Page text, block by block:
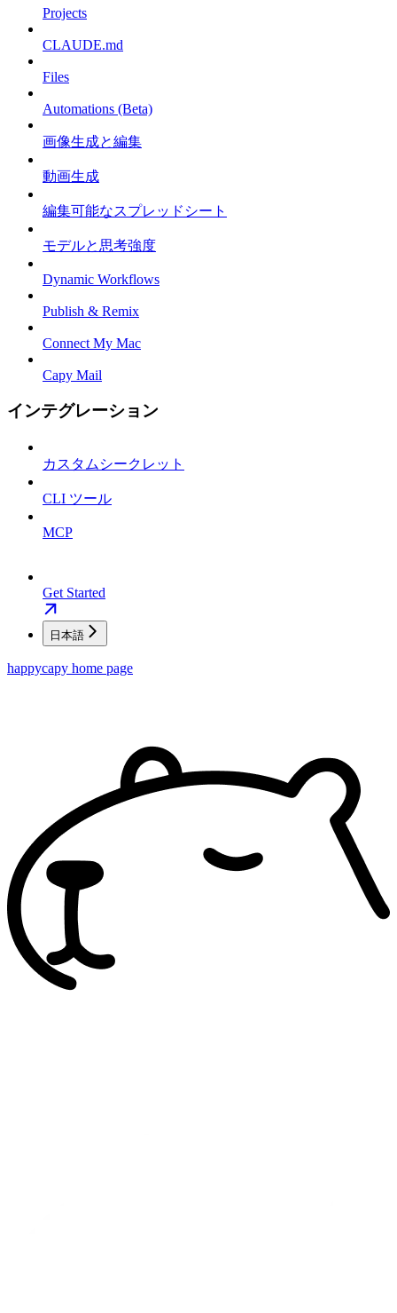
Projects
CLAUDE.md
Files
Automations (Beta)
画像生成と編集
動画生成
編集可能なスプレッドシート
モデルと思考強度
Dynamic Workflows
Publish & Remix
Connect My Mac
Capy Mail
インテグレーション
カスタムシークレット
CLI ツール
MCP
Get Started
日本語
happycapy home page